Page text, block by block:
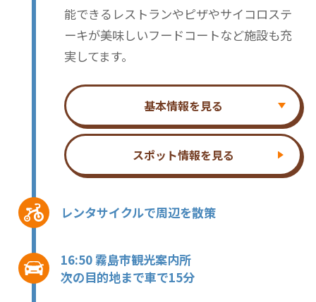
能できるレストランやピザやサイコロステ
ーキが美味しいフードコートなど施設も充
実してます。
基本情報を見る
スポット情報を見る
レンタサイクルで周辺を散策
16:50 霧島市観光案内所
次の目的地まで車で15分